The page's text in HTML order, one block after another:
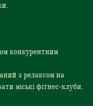
конкурентним
з релаксом на
міські фітнес-клуби.